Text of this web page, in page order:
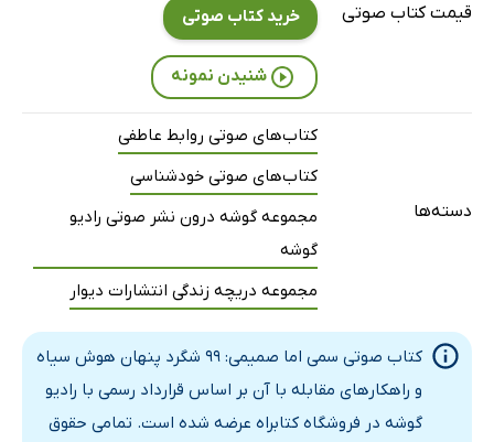
قیمت کتاب صوتی خرید کتاب صوتی
شنیدن نمونه
دسته‌ها
کتاب‌های صوتی روابط عاطفی
کتاب‌های صوتی خودشناسی
مجموعه گوشه درون نشر صوتی رادیو
گوشه
مجموعه دریچه زندگی انتشارات دیوار
کتاب صوتی سمی اما صمیمی: 99 شگرد پنهان هوش سیاه
و راهکارهای مقابله با آن بر اساس قرارداد رسمی با رادیو
گوشه در فروشگاه کتابراه عرضه شده است. تمامی حقوق